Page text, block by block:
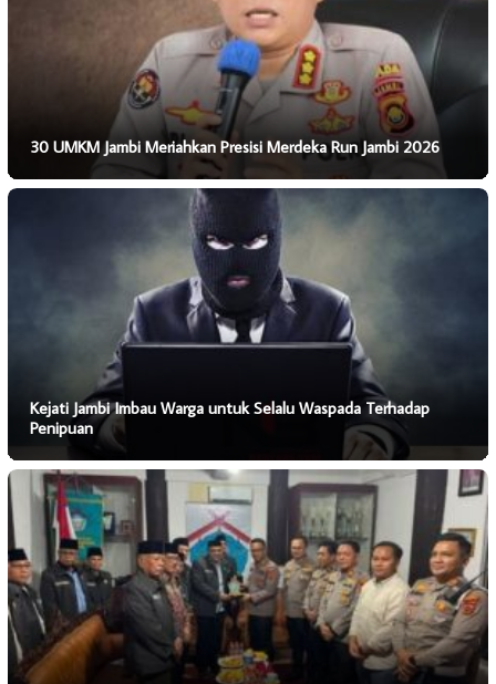
30 UMKM Jambi Meriahkan Presisi Merdeka Run Jambi 2026
Kejati Jambi Imbau Warga untuk Selalu Waspada Terhadap
Penipuan